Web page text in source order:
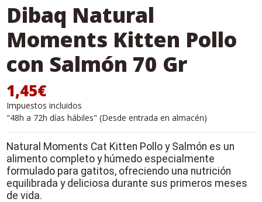
Dibaq Natural
Moments Kitten Pollo
con Salmón 70 Gr
1,45€
Impuestos incluidos
"48h a 72h días hábiles" (Desde entrada en almacén)
Natural Moments Cat Kitten Pollo y Salmón es un
alimento completo y húmedo especialmente
formulado para gatitos, ofreciendo una nutrición
equilibrada y deliciosa durante sus primeros meses
de vida.